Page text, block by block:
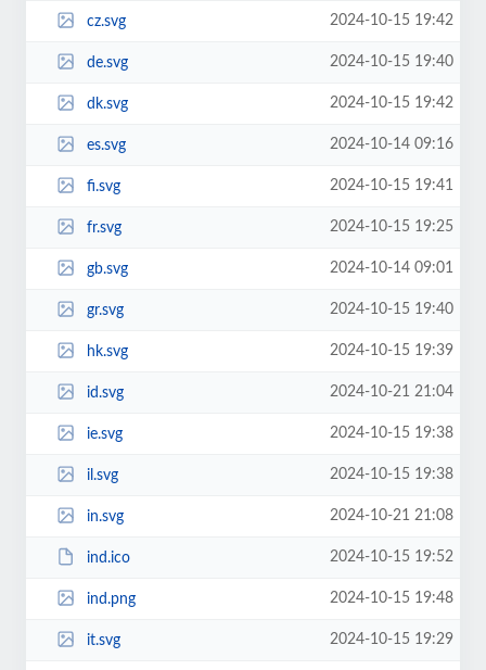
cz.svg 2024-10-15 19:42
de.svg 2024-10-15 19:40
dk.svg 2024-10-15 19:42
es.svg 2024-10-14 09:16
fi.svg 2024-10-15 19:41
fr.svg 2024-10-15 19:25
gb.svg 2024-10-14 09:01
gr.svg 2024-10-15 19:40
hk.svg 2024-10-15 19:39
id.svg 2024-10-21 21:04
ie.svg 2024-10-15 19:38
il.svg 2024-10-15 19:38
in.svg 2024-10-21 21:08
ind.ico 2024-10-15 19:52
ind.png 2024-10-15 19:48
it.svg 2024-10-15 19:29